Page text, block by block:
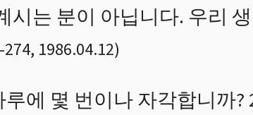
는 분이 아닙니다. 우리
-274, 1986.04.12)
에 몇 번이나 자각합니까?